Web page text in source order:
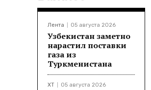
Лента 05 августа 2026
Узбекистан заметно
нарастил поставки
газа из
Туркменистана
ХТ 05 августа 2026